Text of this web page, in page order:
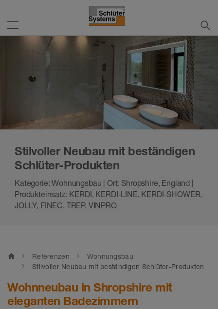
Stilvoller Neubau mit beständigen
Schlüter-Produkten
Kategorie: Wohnungsbau | Ort: Shropshire, England |
Produkteinsatz: KERDI, KERDI-LINE, KERDI-SHOWER,
JOLLY, FINEC, TREP, VINPRO
home Referenzen
Wohnungsbau
Stilvoller Neubau mit beständigen Schlüter-Produkten
Wohnneubau in Shropshire mit
eleganten Badezimmern